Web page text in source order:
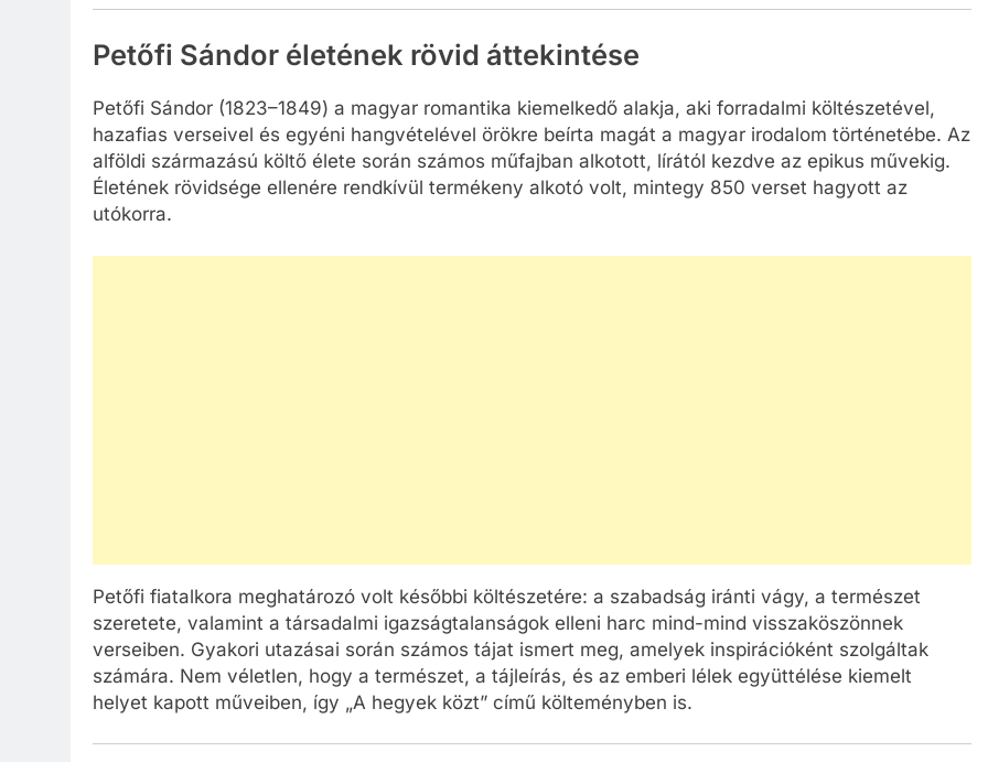
Petőfi Sándor életének rövid áttekintése
Petőfi Sándor (1823–1849) a magyar romantika kiemelkedő alakja, aki forradalmi költészetével,
hazafias verseivel és egyéni hangvételével örökre beírta magát a magyar irodalom történetébe. Az
alföldi származású költő élete során számos műfajban alkotott, lírától kezdve az epikus művekig.
Életének rövidsége ellenére rendkívül termékeny alkotó volt, mintegy 850 verset hagyott az
utókorra.
Petőfi fiatalkora meghatározó volt későbbi költészetére: a szabadság iránti vágy, a természet
szeretete, valamint a társadalmi igazságtalanságok elleni harc mind-mind visszaköszönnek
verseiben. Gyakori utazásai során számos tájat ismert meg, amelyek inspirációként szolgáltak
számára. Nem véletlen, hogy a természet, a tájleírás, és az emberi lélek együttélése kiemelt
helyet kapott műveiben, így „A hegyek közt” című költeményben is.